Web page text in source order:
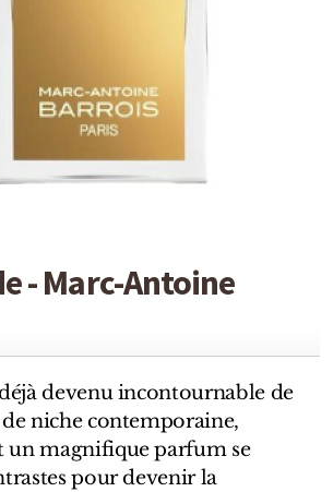
- Marc-Antoine
devenu incontournable de
niche contemporaine,
un magnifique parfum se
pour devenir la